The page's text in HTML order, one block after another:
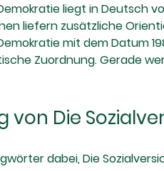
liegt in Deutsch
liefern zusätzliche
mit dem Datum
Zuordnung. Gerade
von Die
dabei, Die